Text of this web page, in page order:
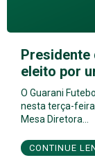
eleito por
O Guarani
nesta terça-
Mesa Diretora…
CONTINUE